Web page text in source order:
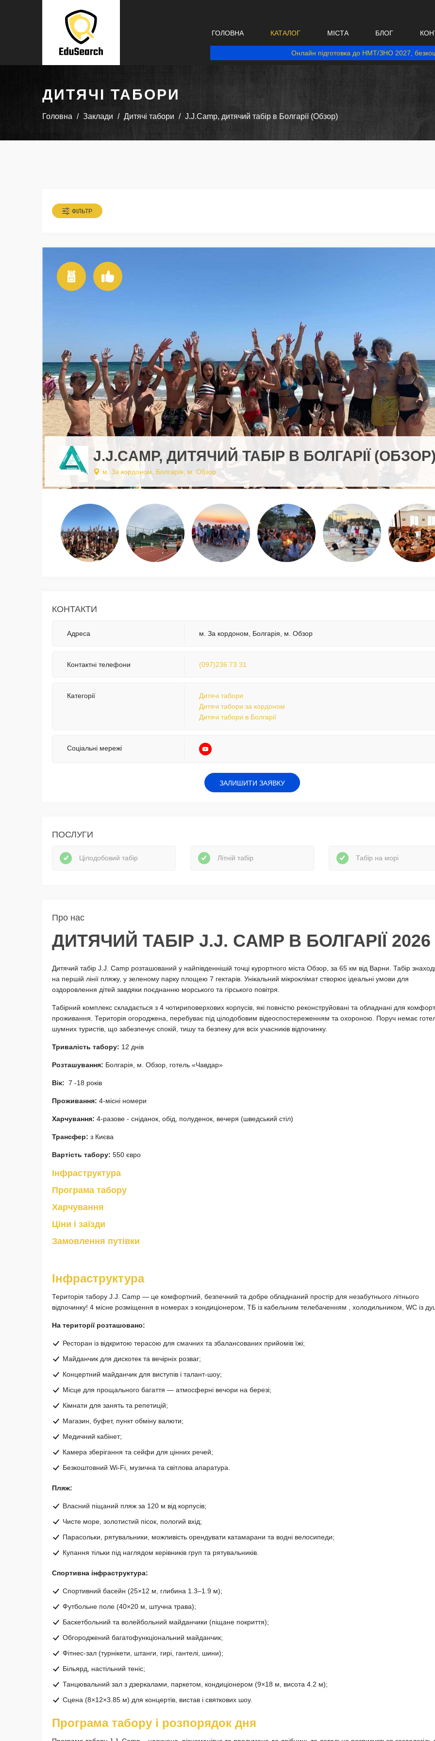
ГОЛОВНА КАТАЛОГ МІСТА БЛОГ
Онлайн підготовка до НМТ/ЗНО 2027,
ДИТЯЧІ ТАБОРИ
Головна Заклади Дитячі табори J.J.Camp, дитячий табір в Болгарії (Обзор)
ФІЛЬТР
J.J.CAMP, ДИТЯЧИЙ ТАБІР В БОЛГАРІЇ
м. За кордоном, Болгарія, м. Обзор
КОНТАКТИ
Адреса м. За кордоном, Болгарія, м. Обзор
Контактні телефони (097)236 73 31
Категорії
Дитячі табори
Дитячі табори за кордоном
Дитячі табори в Болгарії
Соціальні мережі
ЗАЛИШИТИ ЗАЯВКУ
ПОСЛУГИ
Цілодобовий табір Літній табір Табір на морі
Про нас
ДИТЯЧИЙ ТАБІР J.J. CAMP В БОЛГАРІЇ 2026
Дитячий табір J.J. Camp розташований у найпівденнішій точці курортного міста Обзор, за 65 км від Варни. Табір
на першій лінії пляжу, у зеленому парку площею 7 гектарів. Унікальний мікроклімат створює ідеальні умови для
оздоровлення дітей завдяки поєднанню морського та гірського повітря.
Табірний комплекс складається з 4 чотириповерхових корпусів, які повністю реконструйовані та обладнані для
проживання. Територія огороджена, перебуває під цілодобовим відеоспостереженням та охороною. Поруч немає
шумних туристів, що забезпечує спокій, тишу та безпеку для всіх учасників відпочинку.
Тривалість табору: 12 днів
Розташування: Болгарія, м. Обзор, готель «Чавдар»
Вік: 7 -18 років
Проживання: 4-місні номери
Харчування: 4-разове - сніданок, обід, полуденок, вечеря (шведський стіл)
Трансфер: з Києва
Вартість табору: 550 євро
Інфраструктура
Програма табору
Харчування
Ціни і заїзди
Замовлення путівки
Інфраструктура
Територія табору J.J. Camp — це комфортний, безпечний та добре обладнаний простір для незабутнього літнього
відпочинку! 4 місне розміщення в номерах з кондиціонером, ТБ із кабельним телебаченням , холодильником, WC із
На території розташовано:
Ресторан із відкритою терасою для смачних та збалансованих прийомів їжі;
Майданчик для дискотек та вечірніх розваг;
Концертний майданчик для виступів і талант-шоу;
Місце для прощального багаття — атмосферні вечори на березі;
Кімнати для занять та репетицій;
Магазин, буфет, пункт обміну валюти;
Медичний кабінет;
Камера зберігання та сейфи для цінних речей;
Безкоштовний Wi-Fi, музична та світлова апаратура.
Пляж:
Власний піщаний пляж за 120 м від корпусів;
Чисте море, золотистий пісок, пологий вхід;
Парасольки, рятувальники, можливість орендувати катамарани та водні велосипеди;
Купання тільки під наглядом керівників груп та рятувальників.
Спортивна інфраструктура:
Спортивний басейн (25×12 м, глибина 1.3–1.9 м);
Футбольне поле (40×20 м, штучна трава);
Баскетбольний та волейбольний майданчики (піщане покриття);
Обгороджений багатофункціональний майданчик;
Фітнес-зал (турнікети, штанги, гирі, гантелі, шини);
Більярд, настільний теніс;
Танцювальний зал з дзеркалами, паркетом, кондиціонером (9×18 м, висота 4.2 м);
Сцена (8×12×3.85 м) для концертів, вистав і святкових шоу.
Програма табору і розпорядок дня